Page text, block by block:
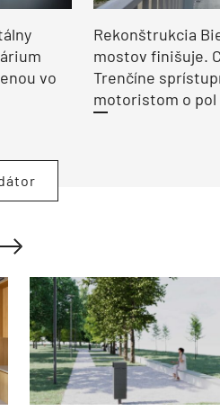
vo
Rekonštrukcia
mostov finišuje.
Trenčíne
motoristom o pol